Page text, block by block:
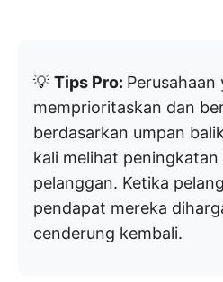
💡 Tips Pro:
memprioritaskan dan
berdasarkan umpan
kali melihat peningkatan
pelanggan. Ketika
pendapat mereka
cenderung kembali.